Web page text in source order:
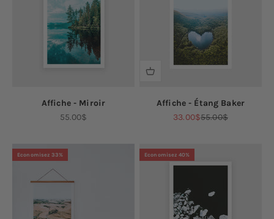
Affiche - Miroir
Prix de vente
55.00$
Affiche - Étang Baker
Prix de vente
33.00$Prix normal
55.00$
Economisez 33% Economisez 40%